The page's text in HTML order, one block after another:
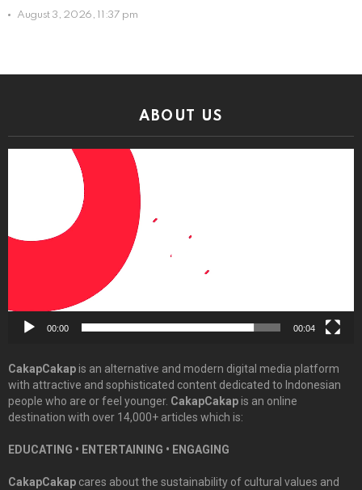
August 3, 2026, 11:37 pm
ABOUT US
00:00 00:04
CakapCakapis an alternative and modern digital media platform
with attractive and sophisticated content dedicated to Indonesian
people who are or feel younger. CakapCakapis an online
destination with over 14,000+ articles which is:
EDUCATING • ENTERTAINING • ENGAGING
CakapCakap cares about the sustainability of cultural values and